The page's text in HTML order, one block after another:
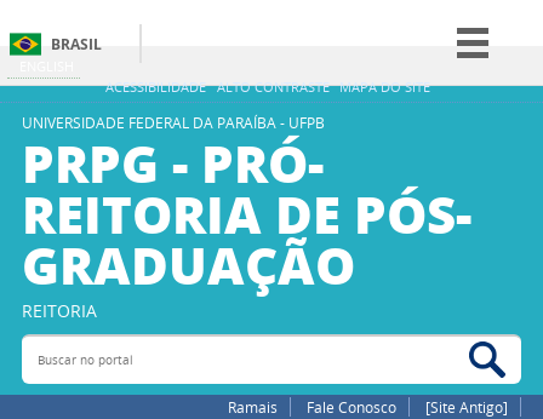
ACESSIBILIDADE ALTO CONTRASTE MAPA DO SITE
BRASIL
Simplifique!
Acesso à informação
Legislação
UNIVERSIDADE FEDERAL DA PARAÍBA - UFPB
PRPG - PRÓ-
REITORIA DE PÓS-
GRADUAÇÃO
REITORIA
Buscar no portal
Ramais Fale Conosco [Site Antigo]